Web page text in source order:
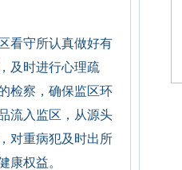
看守所认真做好有
及时进行心理疏
检察，确保监区环
流入监区，从源头
对重病犯及时出所
康权益。